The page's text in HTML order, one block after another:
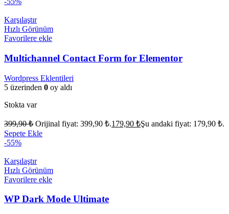
Karşılaştır
Hızlı Görünüm
Favorilere ekle
Multichannel Contact Form for Elementor
Wordpress Eklentileri
5 üzerinden 0 oy aldı
Stokta var
399,90₺ Orijinal fiyat: 399,90 ₺.179,90 ₺Şu andaki fiyat: 179,90 ₺.
Sepete Ekle
-55%
Karşılaştır
Hızlı Görünüm
Favorilere ekle
WP Dark Mode Ultimate